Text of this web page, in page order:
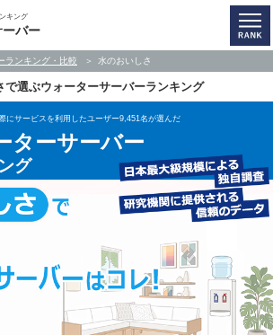
キング
ーバー
ランキング・比較 水のおいしさ
で選ぶウォーターサーバーランキング
にサービスを利用したユーザー9,451名が選んだ
ターサーバー
グ